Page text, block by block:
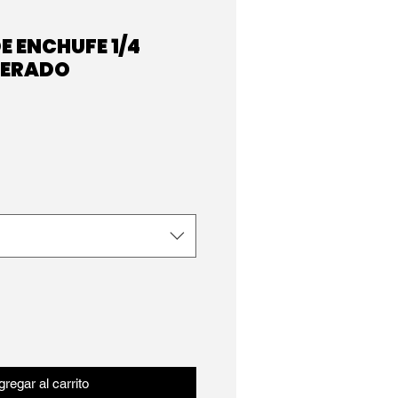
ENCHUFE 1/4
al carrito